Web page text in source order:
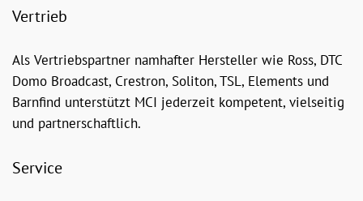
Vertrieb
Als Vertriebspartner namhafter Hersteller wie Ross, DTC
Domo Broadcast, Crestron, Soliton, TSL, Elements und
Barnfind unterstützt MCI jederzeit kompetent, vielseitig
und partnerschaftlich.
Service